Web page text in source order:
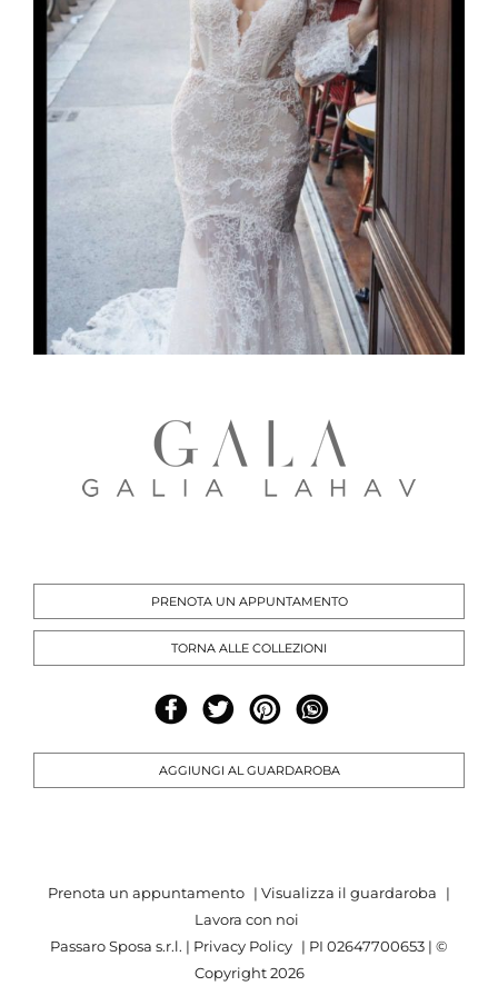
PRENOTA UN APPUNTAMENTO
TORNA ALLE COLLEZIONI
AGGIUNGI AL GUARDAROBA
Prenota un appuntamento | Visualizza il guardaroba
|
Lavora con noi
Passaro Sposa s.r.l. | Privacy Policy | PI 02647700653 | ©
Copyright2026